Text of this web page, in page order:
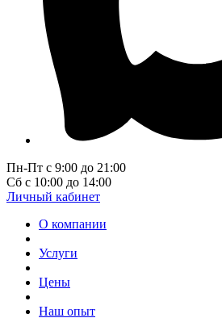
Пн-Пт с 9:00 до 21:00
Сб с 10:00 до 14:00
Личный кабинет
О компании
Услуги
Цены
Наш опыт